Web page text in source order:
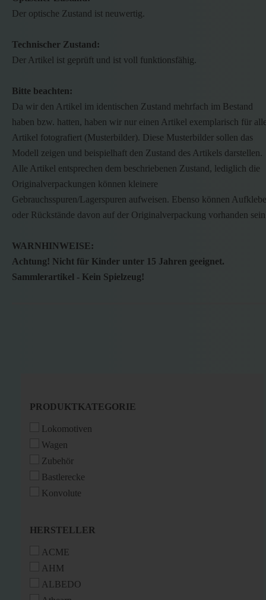
Der optische Zustand ist neuwertig.
Technischer Zustand:
Der Artikel ist geprüft und ist voll funktionsfähig.
Bitte beachten:
Da wir den Artikel im identischen Zustand mehrfach im Bestand
haben bzw. hatten, haben wir nur einen Artikel exemplarisch für
Artikel fotografiert (Musterbilder). Diese Musterbilder sollen das
Modell zeigen und beispielhaft den Zustand des Artikels darstellen.
Alle Artikel entsprechen dem beschriebenen Zustand, lediglich die
Originalverpackungen können kleinere
Gebrauchsspuren/Lagerspuren aufweisen. Ebenso können
oder Rückstände davon auf der Originalverpackung vorhanden
WARNHINWEISE:
Achtung! Nicht für Kinder unter 15 Jahren geeignet.
Sammlerartikel - Kein Spielzeug!
PRODUKTKATEGORIE
PRODUKTKATEGORIE
Lokomotiven
Wagen
Zubehör
Bastlerecke
Konvolute
HERSTELLER
HERSTELLER
ACME
AHM
ALBEDO